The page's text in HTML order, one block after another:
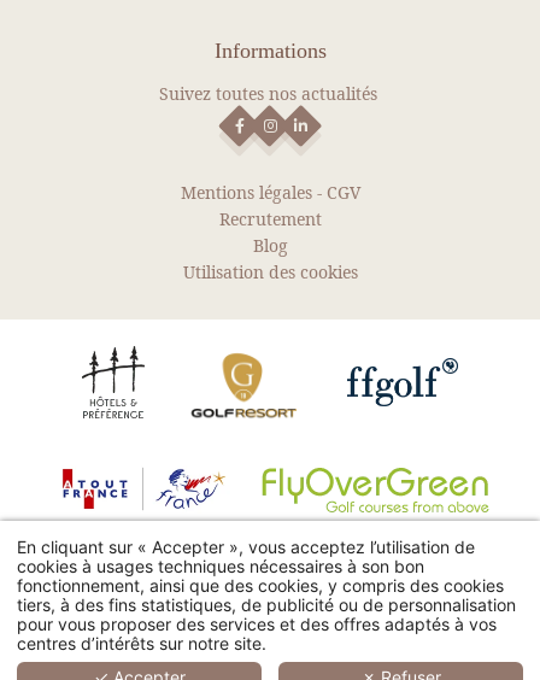
Informations
Suivez toutes nos actualités
Mentions légales- CGV
Recrutement
Blog
Utilisation des cookies
© 2026 Le Domaine de Saint Endreol Golf & Spa Resort -
Tous droits réservés - Hapipowered byMMCréation
Hotel Golf et Spa Resort en région Provence Alpes Cote d'Azur (Paca),
Domaine dans le Var (83), proche Roquebrune : parcours de golf 18 trous,
4300, route de Bagnols en Forêt - 83920 La Motte, France
Residence : +33 (0)4 94 51 89 80-Golf : +33 (0)4 94 51 89 89-
Spa : +33 (0)4 94 51 75 11
En cliquant sur « Accepter », vous acceptez l’utilisation de
cookies à usages techniques nécessaires à son bon
fonctionnement, ainsi que des cookies, y compris des cookies
tiers, à des fins statistiques, de publicité ou de personnalisation
pour vous proposer des services et des offres adaptés à vos
centres d’intérêts sur notre site.